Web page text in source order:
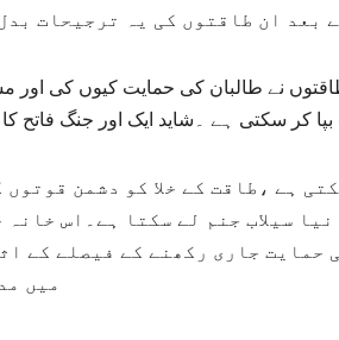
بعد ان طاقتوں کی یہ ترجیحات
نے طالبان کی حمایت کیوں کی اور
بپا کر سکتی ہے ۔شاید ایک اور جنگ فاتح
ہے ،طاقت کے خلا کو دشمن قوتوں
سیلاب جنم لے سکتا ہے۔اس خانہ
حمایت جاری رکھنے کے فیصلے کے
میں